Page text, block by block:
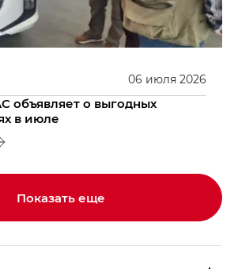
06 июля 2026
объявляет о выгодных
в июле
Показать еще